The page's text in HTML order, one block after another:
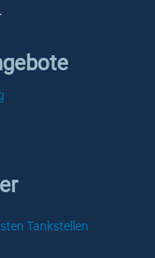
Tankstellen